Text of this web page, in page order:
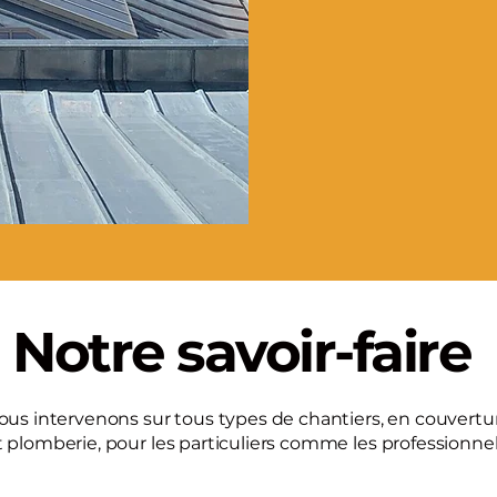
Notre savoir-faire
intervenons sur tous types de chantiers, en
plomberie, pour les particuliers comme les